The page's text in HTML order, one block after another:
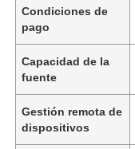
Condiciones de
pago
Capacidad de la
fuente
Gestión remota de
dispositivos